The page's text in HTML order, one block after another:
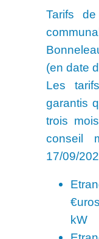
Tarifs
(en date
Les
garantis
trois
conseil
17/09/
kW